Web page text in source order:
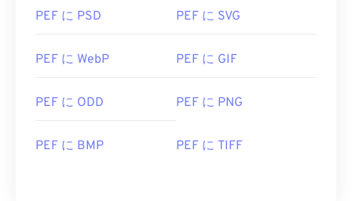
PEF に PSD PEF に SVG
PEF に WebP PEF に GIF
PEF に ODD PEF に PNG
PEF に BMP PEF に TIFF